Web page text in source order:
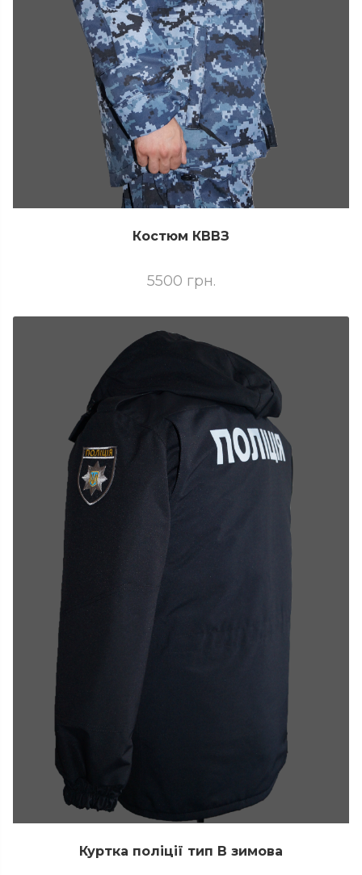
Костюм КВВЗ
5500 грн.
Куртка поліції тип В зимова